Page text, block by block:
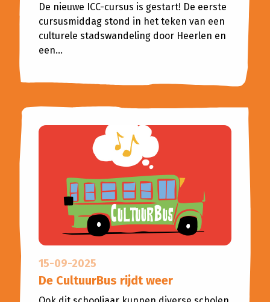
De nieuwe ICC-cursus is gestart! De eerste
cursusmiddag stond in het teken van een
culturele stadswandeling door Heerlen en
een...
15-09-2025
De CultuurBus rijdt weer